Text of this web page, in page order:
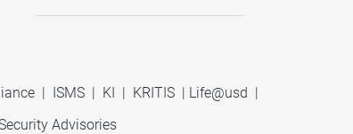
| ISMS | KI | KRITIS | Life@usd |
Advisories